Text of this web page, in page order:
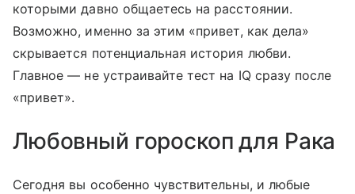
которыми давно общаетесь на расстоянии.
Возможно, именно за этим «привет, как дела»
скрывается потенциальная история любви.
Главное — не устраивайте тест на IQ сразу после
«привет».
Любовный гороскоп для Рака
Сегодня вы особенно чувствительны, и любые